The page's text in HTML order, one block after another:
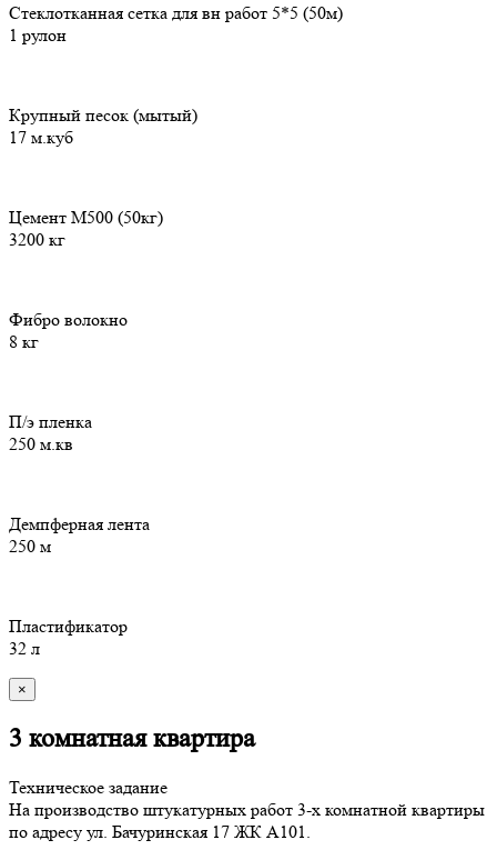
Стеклотканная сетка для вн работ 5*5 (50м)
1 рулон
Крупный песок (мытый)
17 м.куб
Цемент М500 (50кг)
3200 кг
Фибро волокно
8 кг
П/э пленка
250 м.кв
Демпферная лента
250 м
Пластификатор
32 л
×
3 комнатная квартира
Техническое задание
На производство штукатурных работ 3-х комнатной квартиры
по адресу ул. Бачуринская 17 ЖК А101.